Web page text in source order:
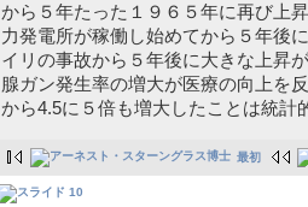
から５年たった１９６５年に再び上
力発電所が稼働し始めてから５年後
イリの事故から５年後に大きな上昇
腺ガン発生率の増大が医療の向上を
から4.5に５倍も増大したことは統計
最初